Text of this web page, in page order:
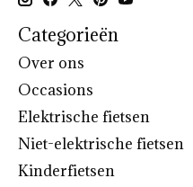
Categorieën
Over ons
Occasions
Elektrische fietsen
Niet-elektrische fietsen
Kinderfietsen